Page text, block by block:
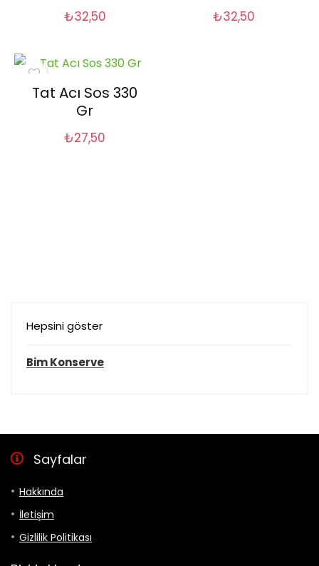
₺32,50 ₺32,50
Tat Acı Sos 330
Gr
₺27,50
Hepsini göster
Bim Konserve
Sayfalar
Hakkında
İletişim
Gizlilik Politikası